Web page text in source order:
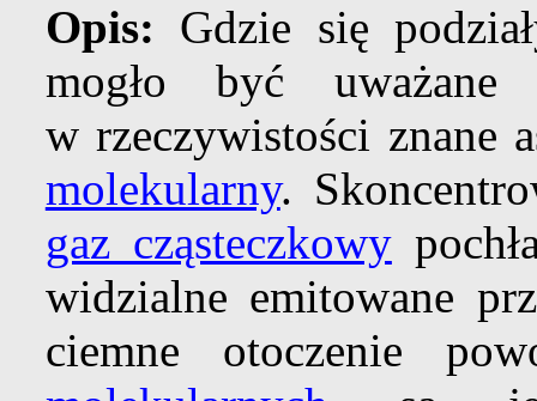
Opis: Gdzie się
mogło być
w rzeczywistości znane
molekularny.
gaz cząsteczkowy
widzialne emitowane
ciemne otoczenie